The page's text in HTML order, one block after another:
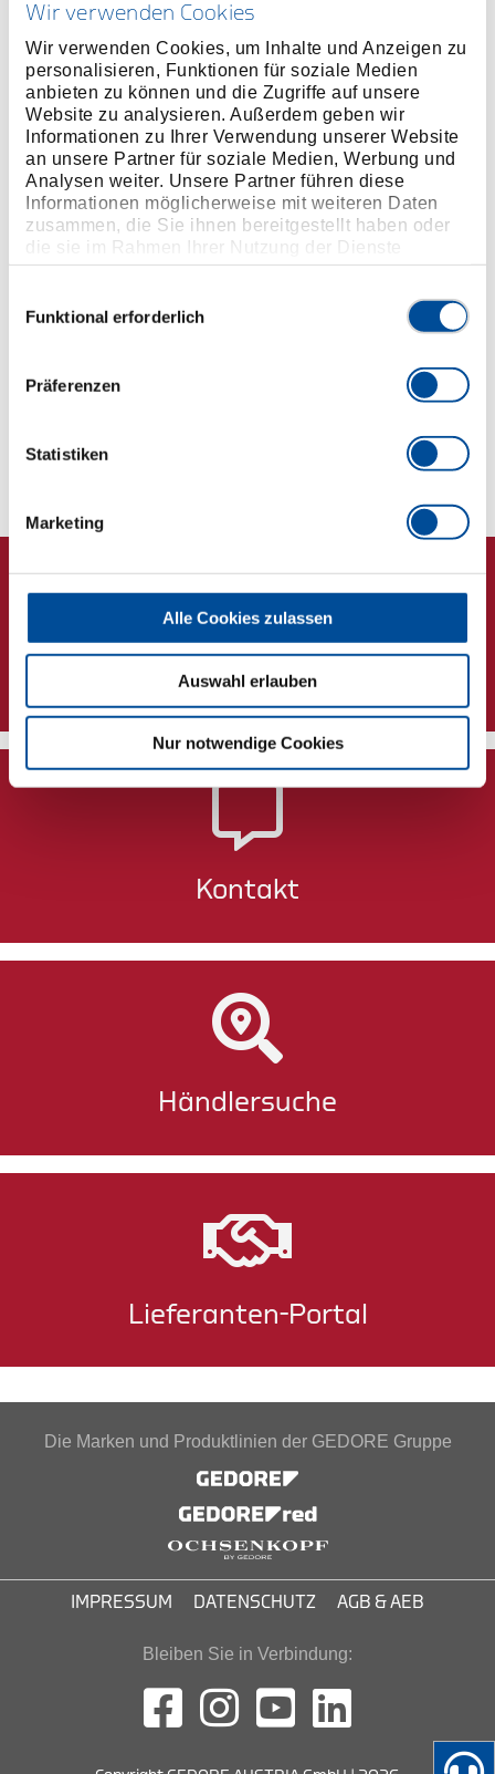
Wir verwenden Cookies
Wir verwenden Cookies, um Inhalte und Anzeigen zu
personalisieren, Funktionen für soziale Medien
anbieten zu können und die Zugriffe auf unsere
Website zu analysieren. Außerdem geben wir
Informationen zu Ihrer Verwendung unserer Website
an unsere Partner für soziale Medien, Werbung und
Analysen weiter. Unsere Partner führen diese
Informationen möglicherweise mit weiteren Daten
zusammen, die Sie ihnen bereitgestellt haben oder
die sie im Rahmen Ihrer Nutzung der Dienste
gesammelt haben. Unsere vollständige
Funktional erforderlich
Präferenzen
Statistiken
Marketing
Alle Cookies zulassen
Auswahl erlauben
Nur notwendige Cookies
Produktlinie EAN4060833009119
Produktbeschreibung
Ausführung nach DIN 838, ISO 3318, ISO 1085, ISO
10104
5° gekröpft
Mit dünnwandigen Ringen
Chrom-Vanadium-Stahl
Oberfläche matt-satiniert verchromt
Abmessungen und Gewichte
Lieferumfang
Technische Eigenschaften
Newsletter
Kontakt
Händlersuche
Lieferanten-Portal
Die Marken und Produktlinien der GEDORE Gruppe
IMPRESSUM DATENSCHUTZ AGB & AEB
Bleiben Sie in Verbindung: